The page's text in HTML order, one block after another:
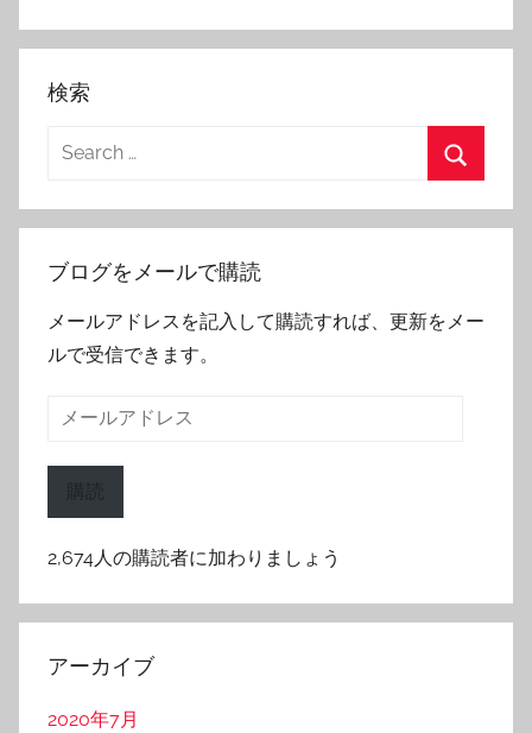
検索
Search
ブログをメールで購読
メールアドレスを記入して購読すれば、更新をメー
ルで受信できます。
ス
購読
2,674人の購読者に加わりましょう
アーカイブ
2020年7月